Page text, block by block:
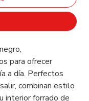
para ofrecer
a día. Perfectos
combinan estilo
interior forrado de